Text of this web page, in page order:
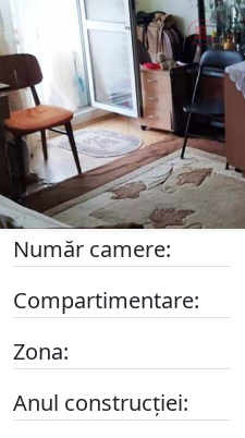
Număr camere:
Compartimentare:
Zona:
Anul construcției: